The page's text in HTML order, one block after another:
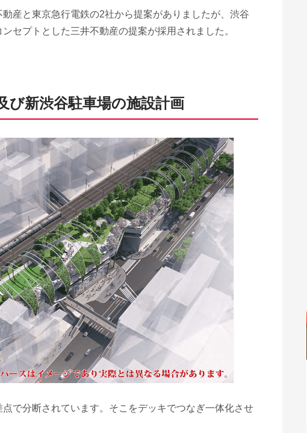
産と東京急行電鉄の2社から提案がありましたが、渋⾕
ンセプトとした三井不動産の提案が採用されました。
び新渋谷駐車場の施設計画
で分断されています。そこをデッキでつなぎ一体化させ